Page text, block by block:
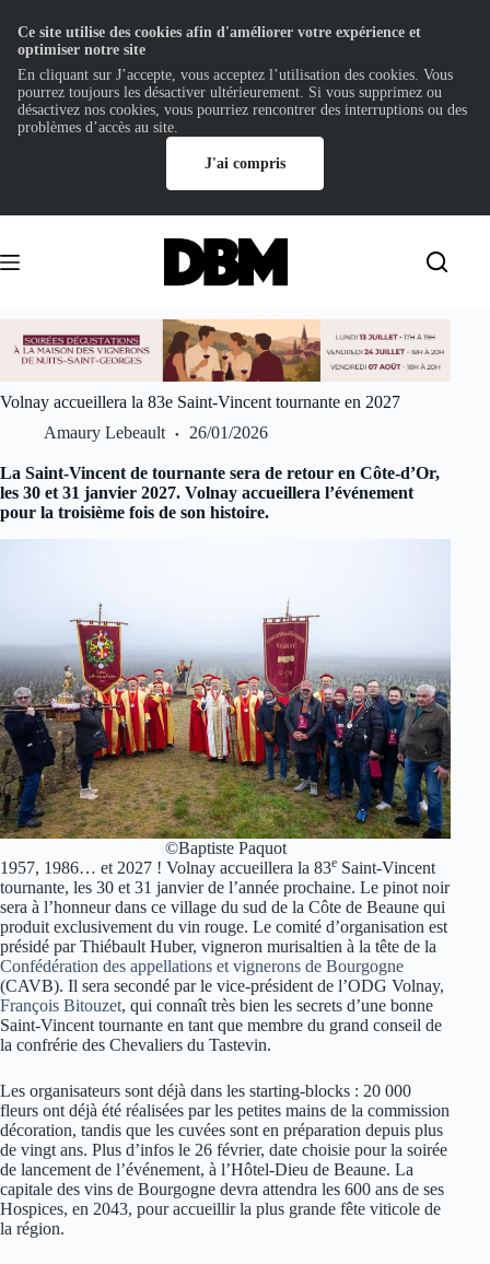
contenu
Volnay accueillera la 83e Saint-Vincent tournante en 2027
Amaury Lebeault
26/01/2026
La Saint-Vincent de tournante sera de retour en Côte-d’Or,
les 30 et 31 janvier 2027. Volnay accueillera l’événement
pour la troisième fois de son histoire.
©Baptiste Paquot
1957, 1986… et 2027 ! Volnay accueillera la 83e Saint-Vincent
tournante, les 30 et 31 janvier de l’année prochaine. Le pinot noir
sera à l’honneur dans ce village du sud de la Côte de Beaune qui
produit exclusivement du vin rouge. Le comité d’organisation est
présidé par Thiébault Huber, vigneron murisaltien à la tête de la
Confédération des appellations et vignerons de Bourgogne
(CAVB). Il sera secondé par le vice-président de l’ODG Volnay,
François Bitouzet, qui connaît très bien les secrets d’une bonne
Saint-Vincent tournante en tant que membre du grand conseil de
la confrérie des Chevaliers du Tastevin.
Les organisateurs sont déjà dans les starting-blocks : 20 000
fleurs ont déjà été réalisées par les petites mains de la commission
décoration, tandis que les cuvées sont en préparation depuis plus
de vingt ans. Plus d’infos le 26 février, date choisie pour la soirée
de lancement de l’événement, à l’Hôtel-Dieu de Beaune. La
capitale des vins de Bourgogne devra attendra les 600 ans de ses
Hospices, en 2043, pour accueillir la plus grande fête viticole de
la région.
Ce site utilise des cookies afin d'améliorer votre expérience et
optimiser notre site
En cliquant sur J’accepte, vous acceptez l’utilisation des cookies. Vous
pourrez toujours les désactiver ultérieurement. Si vous supprimez ou
désactivez nos cookies, vous pourriez rencontrer des interruptions ou des
problèmes d’accès au site.
J'ai compris